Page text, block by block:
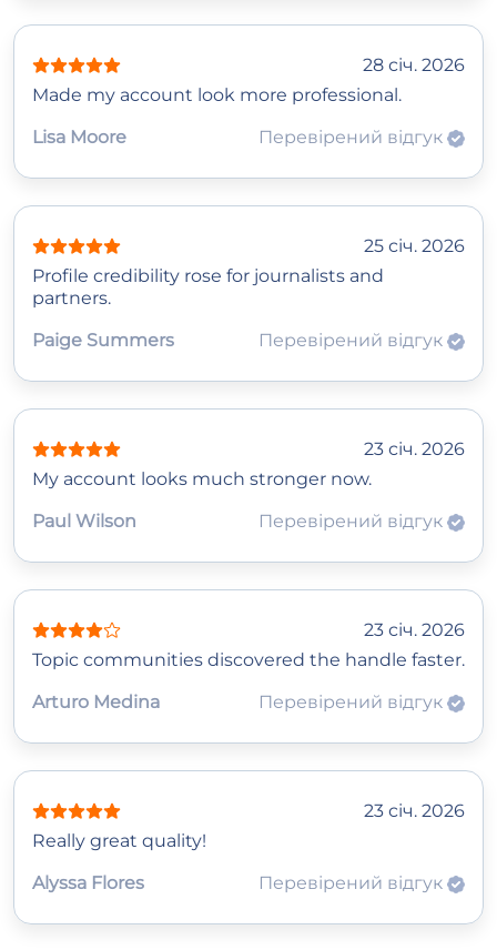
28 січ. 2026
Made my account look more professional.
Lisa Moore
Перевірений відгук
25 січ. 2026
Profile credibility rose for journalists and
partners.
Paige Summers
Перевірений відгук
23 січ. 2026
My account looks much stronger now.
Paul Wilson
Перевірений відгук
23 січ. 2026
Topic communities discovered the handle faster.
Arturo Medina
Перевірений відгук
23 січ. 2026
Really great quality!
Alyssa Flores
Перевірений відгук